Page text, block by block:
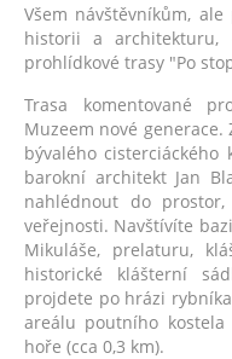
Všem návštěvníkům,
historii a architekturu,
prohlídkové trasy "Po
Trasa komentované
Muzeem nové generace.
bývalého
barokní architekt Jan
nahlédnout do
veřejnosti. Navštívíte
Mikuláše, prelaturu,
historické klášterní
projdete po hrázi
areálu poutního kostela
hoře (cca 0,3 km).